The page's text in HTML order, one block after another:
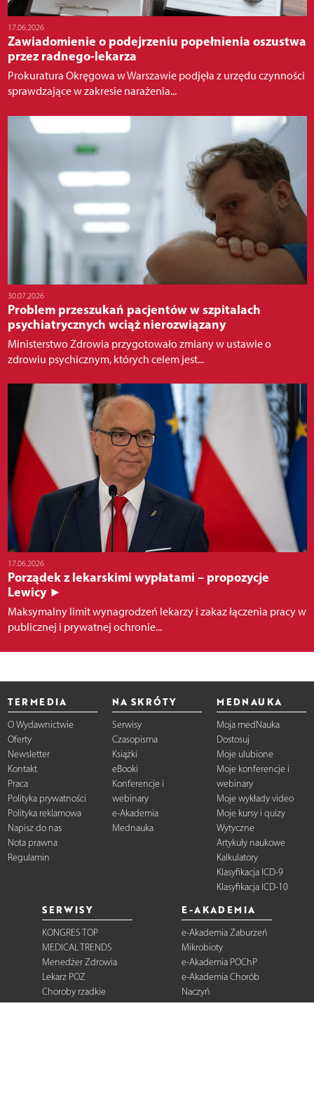
17.06.2026
Zawiadomienie o podejrzeniu popełnienia oszustwa
przez radnego-lekarza
Prokuratura Okręgowa w Warszawie podjęła z urzędu czynności
sprawdzające w zakresie narażenia...
30.07.2026
Problem przeszukań pacjentów w szpitalach
psychiatrycznych wciąż nierozwiązany
Ministerstwo Zdrowia przygotowało zmiany w ustawie o
zdrowiu psychicznym, których celem jest...
17.06.2026
Porządek z lekarskimi wypłatami – propozycje
Lewicy ►
Maksymalny limit wynagrodzeń lekarzy i zakaz łączenia pracy w
publicznej i prywatnej ochronie...
TERMEDIA
O Wydawnictwie
Oferty
Newsletter
Kontakt
Praca
Polityka prywatności
Polityka reklamowa
Napisz do nas
Nota prawna
Regulamin
NA SKRÓTY
Serwisy
Czasopisma
Książki
eBooki
Konferencje i
webinary
e-Akademia
Mednauka
MEDNAUKA
Moja medNauka
Dostosuj
Moje ulubione
Moje konferencje i
webinary
Moje wykłady video
Moje kursy i quizy
Wytyczne
Artykuły naukowe
Kalkulatory
Klasyfikacja ICD-9
Klasyfikacja ICD-10
SERWISY
KONGRES TOP
MEDICAL TRENDS
Menedżer Zdrowia
Lekarz POZ
Choroby rzadkie
Dermatologia
E-AKADEMIA
e-Akademia Zaburzeń
Mikrobioty
e-Akademia POChP
e-Akademia Chorób
Naczyń